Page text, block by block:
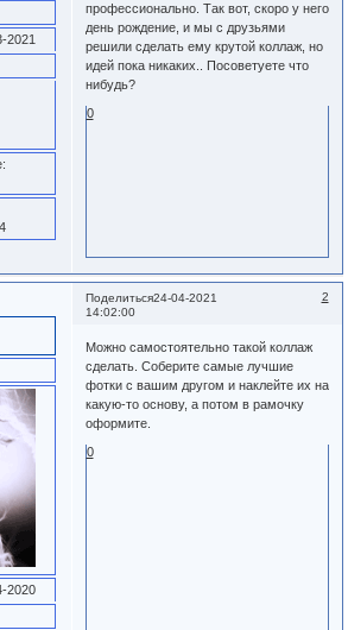
2021
профессионально. Так вот, скоро у него
день рождение, и мы с друзьями
решили сделать ему крутой коллаж, но
идей пока никаких.. Посоветуете что
нибудь?
0
Поделиться 2
24-04-2021
14:02:00
2020
Можно самостоятельно такой коллаж
сделать. Соберите самые лучшие
фотки с вашим другом и наклейте их на
какую-то основу, а потом в рамочку
оформите.
0